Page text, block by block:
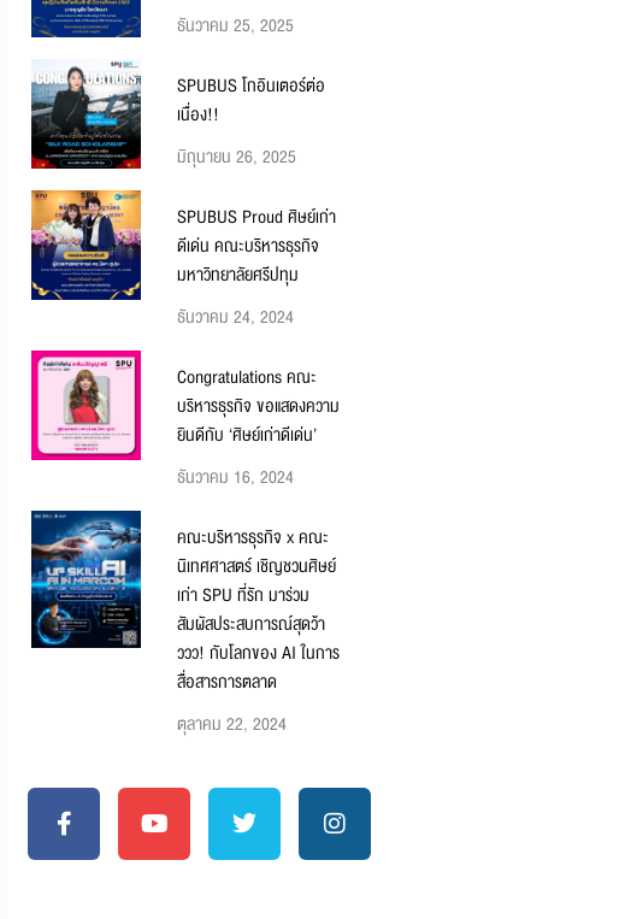
ธันวาคม 25, 2025
SPUBUS โกอินเตอร์ต่อ
เนื่อง!!
มิถุนายน 26, 2025
SPUBUS Proud ศิษย์เก่า
ดีเด่น คณะบริหารธุรกิจ
มหาวิทยาลัยศรีปทุม
ธันวาคม 24, 2024
Congratulations คณะ
บริหารธุรกิจ ขอแสดงความ
ยินดีกับ ‘ศิษย์เก่าดีเด่น’
ธันวาคม 16, 2024
คณะบริหารธุรกิจ x คณะ
นิเทศศาสตร์ เชิญชวนศิษย์
เก่า SPU ที่รัก มาร่วม
สัมผัสประสบการณ์สุดว้า
ววว! กับโลกของ AI ในการ
สื่อสารการตลาด
ตุลาคม 22, 2024